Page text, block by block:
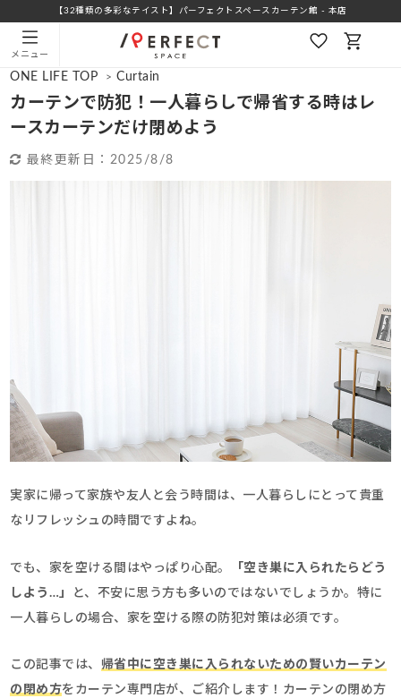
【32種類の多彩なテイスト】パーフェクトスペースカーテン館 - 本店
メニュー
ONE LIFE TOP > Curtain
カーテンで防犯！一人暮らしで帰省する時はレ
ースカーテンだけ閉めよう
最終更新日： 2025/8/8
実家に帰って家族や友人と会う時間は、一人暮らしにとって貴重
なリフレッシュの時間ですよね。
でも、家を空ける間はやっぱり心配。
「空き巣に入られたらどう
しよう…」
と、不安に思う方も多いのではないでしょうか。特に
一人暮らしの場合、家を空ける際の防犯対策は必須です。
この記事では、 帰省中に空き巣に入られないための 賢いカーテン
の閉め方をカーテン専門店が、ご紹介します！カーテンの閉め方